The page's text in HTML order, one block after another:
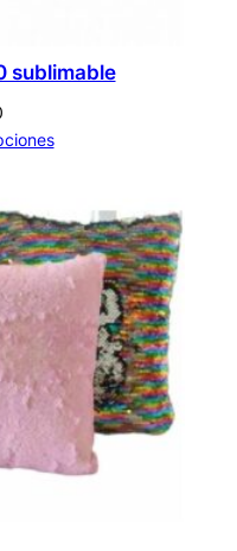
sublimable